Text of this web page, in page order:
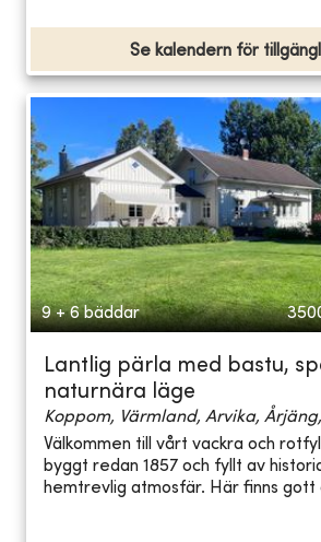
Se kalendern för
9 + 6 bäddar
Lantlig pärla med bastu,
naturnära läge
Koppom, Värmland, Arvika, Årjäng,
Välkommen till vårt vackra och
byggt redan 1857 och fyllt av
hemtrevlig atmosfär. Här finns gott